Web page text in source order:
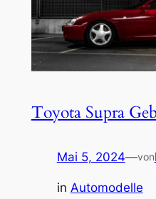
Toyota Supra
Mai 5, 2024—von
in Automodelle